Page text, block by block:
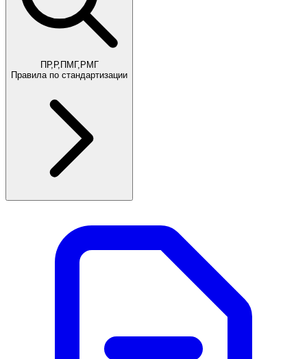
ПР,Р,ПМГ,РМГ
Правила по стандартизации